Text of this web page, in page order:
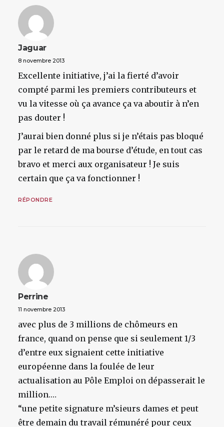
Jaguar
8 novembre 2013
Excellente initiative, j’ai la fierté d’avoir
compté parmi les premiers contributeurs et
vu la vitesse où ça avance ça va aboutir à n’en
pas douter !
J’aurai bien donné plus si je n’étais pas bloqué
par le retard de ma bourse d’étude, en tout cas
bravo et merci aux organisateur ! Je suis
certain que ça va fonctionner !
RÉPONDRE
Perrine
11 novembre 2013
avec plus de 3 millions de chômeurs en
france, quand on pense que si seulement 1/3
d’entre eux signaient cette initiative
européenne dans la foulée de leur
actualisation au Pôle Emploi on dépasserait le
million.…
“une petite signature m’sieurs dames et peut
être demain du travail rémunéré pour ceux